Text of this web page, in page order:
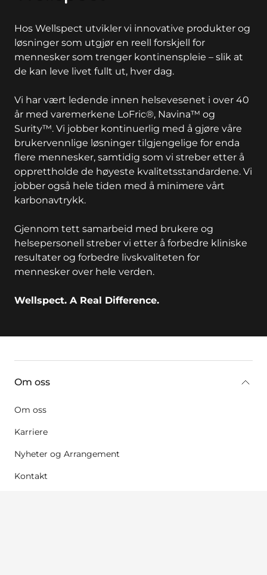
Hos Wellspect utvikler vi innovative produkter og
løsninger som utgjør en reell forskjell for
mennesker som trenger kontinenspleie – slik at
de kan leve livet fullt ut, hver dag.
Vi har vært ledende innen helsevesenet i over 40
år med varemerkene LoFric®, Navina™ og
Surity™. Vi jobber kontinuerlig med å gjøre våre
brukervennlige løsninger tilgjengelige for enda
flere mennesker, samtidig som vi streber etter å
opprettholde de høyeste kvalitetsstandardene. Vi
jobber også hele tiden med å minimere vårt
karbonavtrykk.
Gjennom tett samarbeid med brukere og
helsepersonell streber vi etter å forbedre kliniske
resultater og forbedre livskvaliteten for
mennesker over hele verden.
Wellspect. A Real Difference.
Om oss
Om oss
Karriere
Nyheter og Arrangement
Kontakt